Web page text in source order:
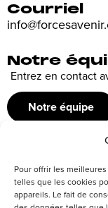
Pour offrir les
telles que les cookies
appareils. Le fait de
Courriel
Notre
Entrez en contact
Notre équipe
Découvrez nos